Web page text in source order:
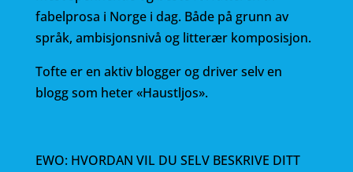
fabelprosa i Norge i dag. Både på grunn av
språk, ambisjonsnivå og litterær komposisjon.
Tofte er en aktiv blogger og driver selv en
blogg som heter «Haustljos».
EWO: HVORDAN VIL DU SELV BESKRIVE DITT